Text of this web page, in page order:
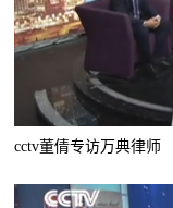
cctv董倩专访万典律师